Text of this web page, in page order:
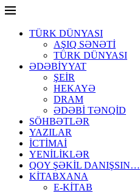
TÜRK DÜNYASI
AŞIQ SƏNƏTİ
TÜRK DÜNYASI
ƏDƏBİYYAT
ŞEİR
HEKAYƏ
DRAM
ƏDƏBİ TƏNQİD
SÖHBƏTLƏR
YAZILAR
İCTİMAİ
YENİLİKLƏR
QOY ŞƏKİL DANIŞSIN…
KİTABXANA
E-KİTAB